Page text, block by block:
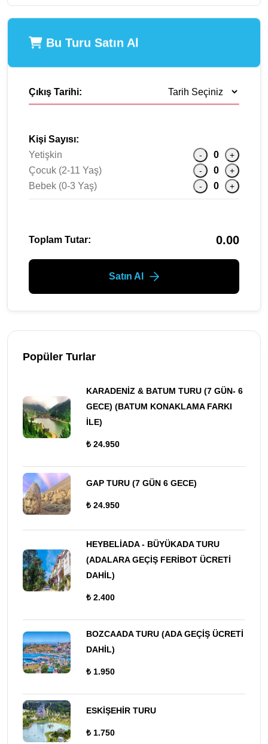
Bu Turu Satın Al
Çıkış Tarihi:
Kişi Sayısı:
Yetişkin
- 0 +
Çocuk (2-11 Yaş) - 0 +
Bebek (0-3 Yaş) - 0 +
Toplam Tutar: 0.00
Satın Al
Popüler Turlar
KARADENİZ & BATUM TURU (7 GÜN- 6
GECE) (BATUM KONAKLAMA FARKI
İLE)
₺ 24.950
GAP TURU (7 GÜN 6 GECE)
₺ 24.950
HEYBELİADA - BÜYÜKADA TURU
(ADALARA GEÇİŞ FERİBOT ÜCRETİ
DAHİL)
₺ 2.400
BOZCAADA TURU (ADA GEÇİŞ ÜCRETİ
DAHİL)
₺ 1.950
ESKİŞEHİR TURU
₺ 1.750